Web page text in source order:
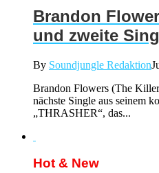
Brandon
und zweite
By Soundjungle Redaktion
Brandon Flowers (The
nächste Single aus seinem
„THRASHER“, das...
Hot & New